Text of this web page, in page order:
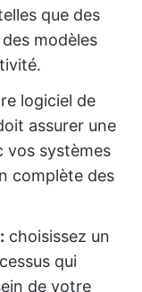
que des
modèles
logiciel de
assurer une
vos systèmes
complète des
choisissez un
qui
de votre